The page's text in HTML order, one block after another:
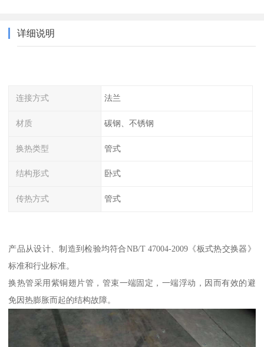
详细说明
连接方式 法兰
材质 碳钢、不锈钢
换热类型 管式
结构形式 卧式
传热方式 管式
产品从设计、制造到检验均符合NB/T 47004-2009《板式热交换器》
标准和行业标准。
换热管采用紫铜翅片管，管束一端固定，一端浮动，因而有效的避
免因热膨胀而起的结构故障。